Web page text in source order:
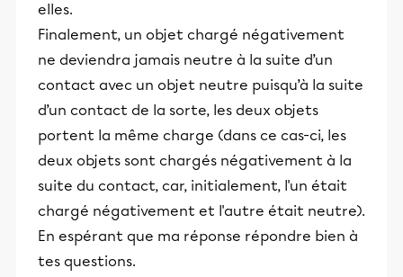
elles.
Finalement, un objet chargé négativement
ne deviendra jamais neutre à la suite d’un
contact avec un objet neutre puisqu’à la suite
d’un contact de la sorte, les deux objets
portent la même charge (dans ce cas-ci, les
deux objets sont chargés négativement à la
suite du contact, car, initialement, l'un était
chargé négativement et l'autre était neutre).
En espérant que ma réponse répondre bien à
tes questions.